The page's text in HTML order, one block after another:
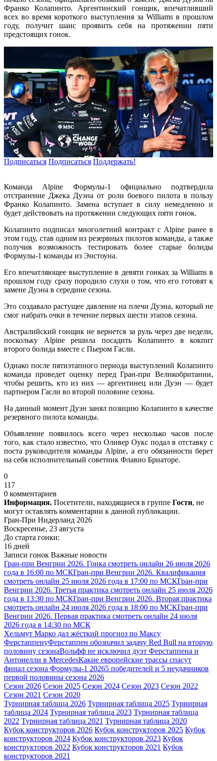
Франко Колапинто. Аргентинский гонщик, впечатливший
всех во время короткого выступления за Williams в прошлом
году, получит шанс проявить себя на протяжении пяти
предстоящих гонок.
Подписаться Подписаться Поддержать!
Команда Alpine Формулы-1 официально подтвердила
отстранение Джека Дуэна от роли боевого пилота в пользу
Франко Колапинто. Замена вступает в силу немедленно и
будет действовать на протяжении следующих пяти гонок.
Колапинто подписал многолетний контракт с Alpine ранее в
этом году, став одним из резервных пилотов команды, а также
получив возможность тестировать более старые болиды
Формулы-1 команды из Энстоуна.
Его впечатляющее выступление в девяти гонках за Williams в
прошлом году сразу породило слухи о том, что его готовят к
замене Дуэна в середине сезона.
Это создавало растущее давление на плечи Дуэна, который не
смог набрать очки в течение первых шести этапов сезона.
Австралийский гонщик не вернется за руль через две недели,
поскольку Alpine решила посадить Колапинто в кокпит
второго болида вместе с Пьером Гасли.
Однако после пятиэтапного периода выступлений Колапинто
команда проведет оценку перед Гран-при Великобритании,
чтобы решить, кто из них — аргентинец или Дуэн — будет
партнером Гасли во второй половине сезона.
На данный момент Дуэн занял позицию Колапинто в качестве
резервного пилота команды.
Объявление появилось всего через несколько часов после
того, как стало известно, что Оливер Оукс подал в отставку с
поста руководителя команды Alpine, а его обязанности берет
на себя исполнительный советник Флавио Бриаторе.
0
117
0 комментариев
Информация. Посетители, находящиеся в группе Гости, не
могут оставлять комментарии к данной публикации.
Гран-При Нидерланд 2026
Воскресенье, 23 августа
До старта гонки:
16 дней
Записи гонок Важные новости
Гран-при Венгрии 2026. Гонка смотреть онлайн 26 июля 2026
года в 16:00 по МСКГран-при Венгрии 2026. Квалификация
смотреть онлайн 25 июля 2026 года в 17:00 по МСКГран-при
Венгрии 2026. Третья практика смотреть онлайн 25 июля 2026
года в 13:30 по МСКГран-при Венгрии 2026. Вторая практика
смотреть онлайн 24 июля 2026 года в 18:00 по МСКГран-при
Венгрии 2026. Первая практика смотреть онлайн 24 июля
2026 года в 14:30 по МСК
Хельмут Марко дал жёсткий прогноз по Максу
ФерстаппенуФерстаппен обозначил задачу Red Bull на вторую
половину сезонаВольфф не исключил дуэт Ферстаппена и
Антонелли в MercedesКакие европейские трассы спасут
финал сезона Формулы-1 20265 победителей и 5 неудачников
первой половины сезона 2026
Сезон 2026 Сезон 2025 Сезон 2024 Сезон 2023 Сезон 2022
Сезон 2021 Сезон 2020
Турнирная таблица 2026 Турнирная таблица 2025 Турнирная
таблица 2024 Турнирная таблица 2023 Турнирная таблица
2022 Турнирная таблица 2021 Турнирная таблица 2020
Кубок конструкторов 2026 Кубок конструкторов 2025 Кубок
конструкторов 2024 Кубок конструкторов 2023 Кубок
конструкторов 2022 Кубок конструкторов 2021 Кубок
конструкторов 2021